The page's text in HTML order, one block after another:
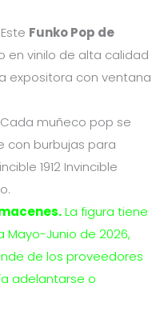
Este Funko Pop de
en vinilo de alta calidad
expositora con ventana
Cada muñeco pop se
con burbujas para
1912 Invincible
La figura tiene
Junio de 2026,
de los proveedores
adelantarse o